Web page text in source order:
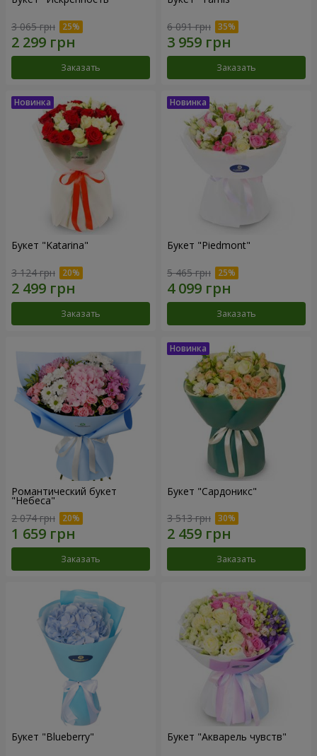
3 065 грн
Заказать
6 091 грн
Заказать
Букет "Katarina"
3 124 грн
Заказать
Букет "Piedmont"
5 465 грн
Заказать
Романтический букет
"Небеса"
2 074 грн
Заказать
Букет "Сардоникс"
3 513 грн
Заказать
Букет "Blueberry" Букет "Акварель чувств"